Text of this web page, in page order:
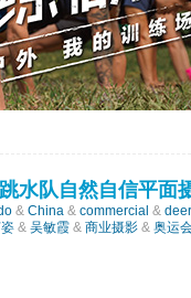
水队自然自信平面
& China & commercial & deer
& 吴敏霞 & 商业摄影 & 奥运